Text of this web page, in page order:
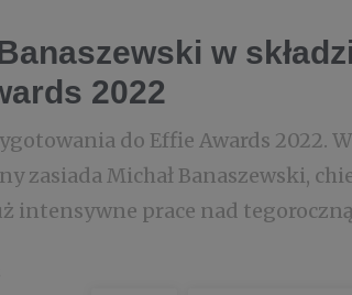
w
2022
do Effie Awards 2022.
zasiada Michał Banaszewski,
intensywne prace nad